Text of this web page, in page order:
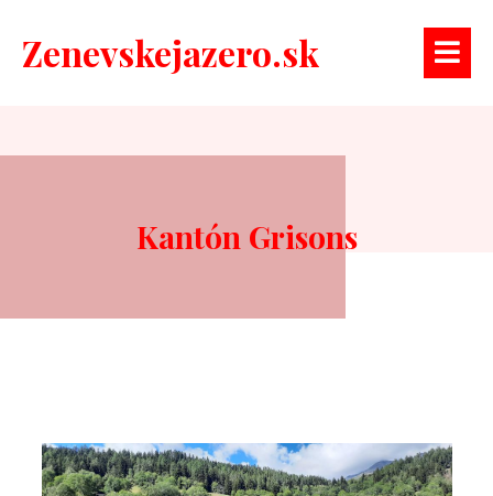
Zenevskejazero.sk
Kantón Grisons